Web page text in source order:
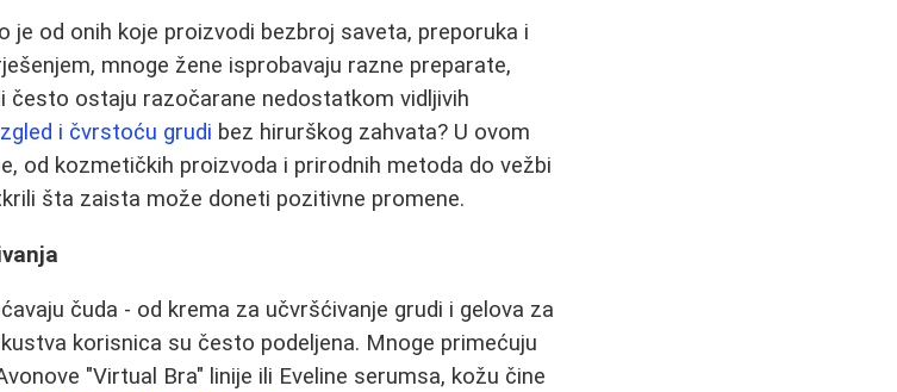
je od onih koje proizvodi bezbroj saveta, preporuka i
mnoge žene isprobavaju razne preparate,
često ostaju razočarane nedostatkom vidljivih
i čvrstoću grudi bez hirurškog zahvata? U ovom
od kozmetičkih proizvoda i prirodnih metoda do vežbi
šta zaista može doneti pozitivne promene.
čuda - od krema za učvršćivanje grudi i gelova za
korisnica su često podeljena. Mnoge primećuju
"Virtual Bra" linije ili Eveline serumsa, kožu čine